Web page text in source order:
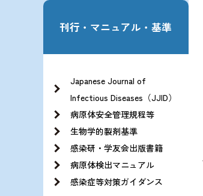
刊行・マニュアル・基準
Japanese Journal of
Infectious Diseases（JJID）
病原体安全管理規程等
生物学的製剤基準
感染研・学友会出版書籍
病原体検出マニュアル
感染症等対策ガイダンス